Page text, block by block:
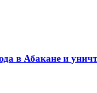
в Абакане и